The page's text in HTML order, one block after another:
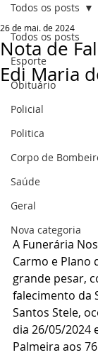
Todos os posts
Esporte
Obituário
Policial
Politica
Corpo de
Saúde
Geral
Nova categoria
Todos os posts
Nota de
Edi Maria
26 de mai. de 2024
A Funerária
Carmo e Plano
grande pesar,
falecimento da
Santos Stele,
dia 26/05/2024
Palmeira aos